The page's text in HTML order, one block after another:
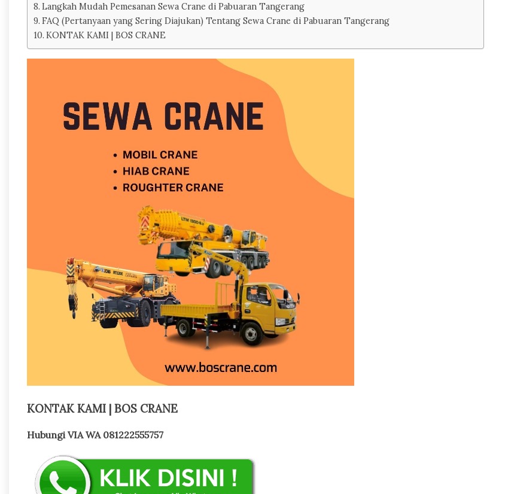
Langkah Mudah Pemesanan Sewa Crane di Pabuaran Tangerang
FAQ (Pertanyaan yang Sering Diajukan) Tentang Sewa Crane di Pabuaran Tangerang
KONTAK KAMI | BOS CRANE
KONTAK KAMI | BOS CRANE
Hubungi VIA WA 081222555757